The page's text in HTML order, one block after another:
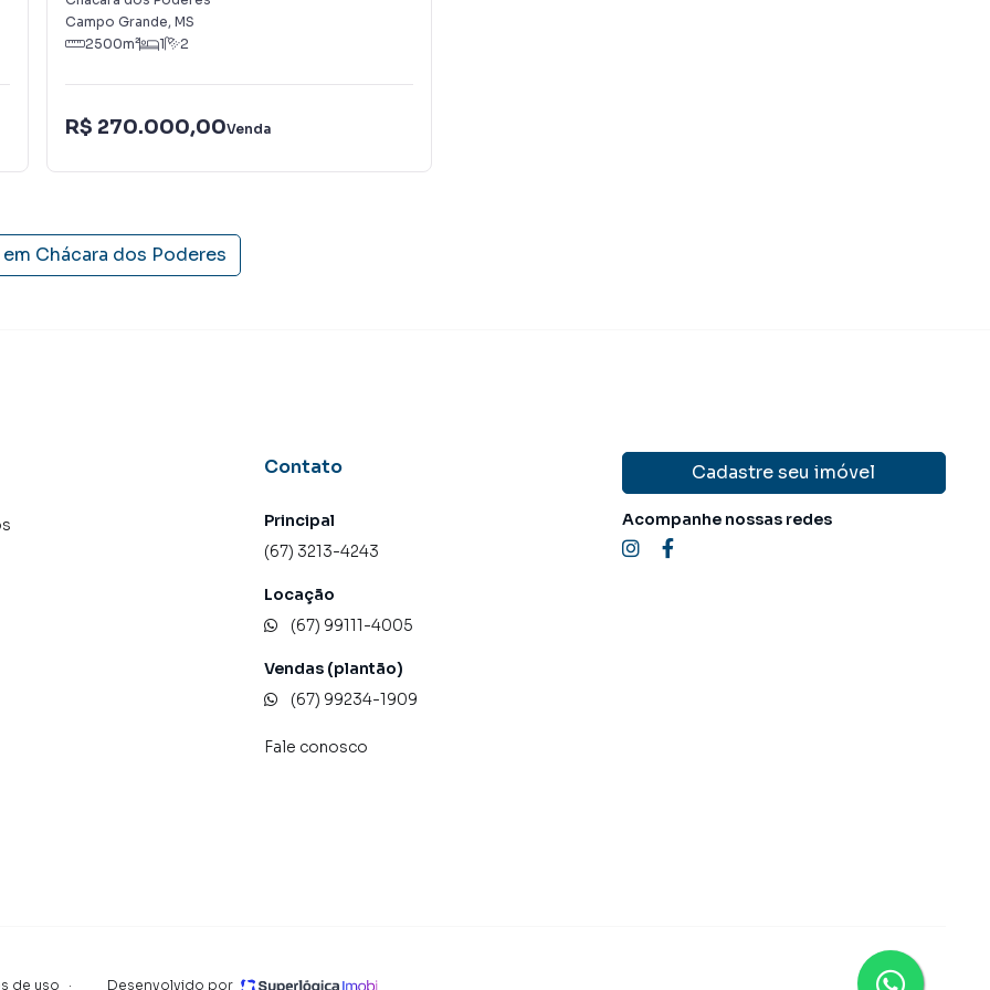
diversos imóveis em Campo Grande, especialmente
aumenta muito o número de contatos interessados
vender ou alugar seu imóvel mais rápido. Contamos
treinados e uma central de atendimento
Campo Grande, MS
2500m² 1 2
R$ 270.000,00Venda
Chácara dos Poderes
Contato
Principal
(67) 3213-4243
Locação
(67) 99111-4005
Vendas (plantão)
(67) 99234-1909
Fale conosco
Cadastre seu imóvel
Acompanhe nossas redes
de uso · Desenvolvido por